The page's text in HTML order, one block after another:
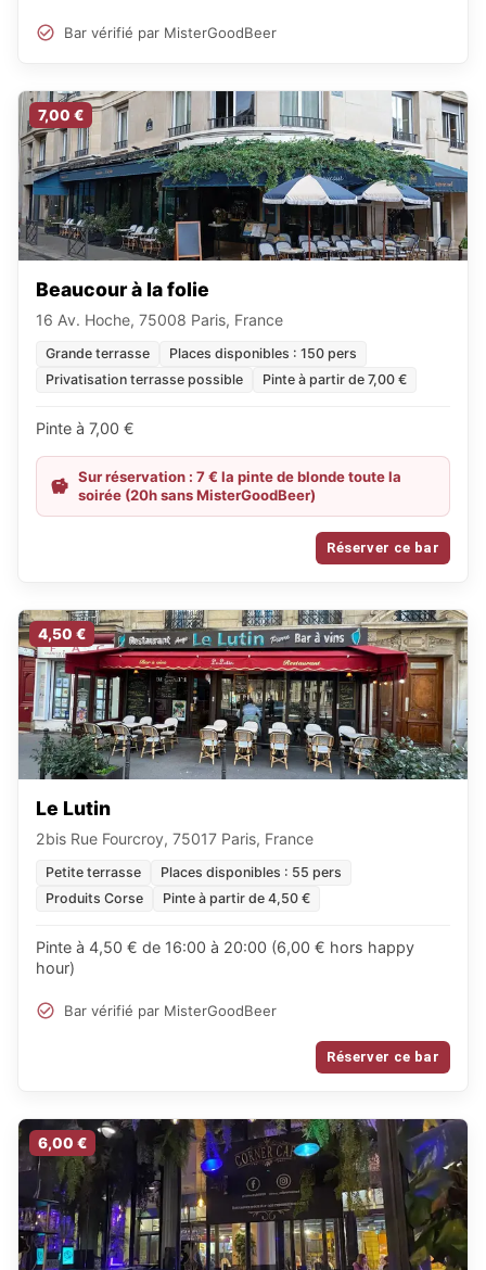
Bar vérifié par MisterGoodBeer
7,00 €
Beaucour à la folie
16 Av. Hoche, 75008 Paris, France
Grande terrasse
Places disponibles : 150 pers
Privatisation terrasse possible
Pinte à partir de 7,00 €
Pinte à 7,00 €
Sur réservation : 7 € la pinte de blonde toute la
soirée (20h sans MisterGoodBeer)
Réserver ce bar
4,50 €
Le Lutin
2bis Rue Fourcroy, 75017 Paris, France
Petite terrasse
Places disponibles : 55 pers
Produits Corse
Pinte à partir de 4,50 €
Pinte à 4,50 € de 16:00 à 20:00 (6,00 € hors happy
hour)
Bar vérifié par MisterGoodBeer
Réserver ce bar
6,00 €